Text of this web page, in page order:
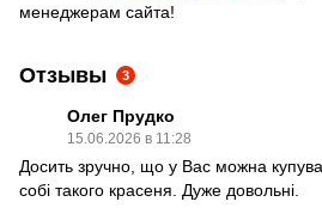
менеджерам сайта!
Отзывы 3
Олег Прудко
15.06.2026 в 11:28
Досить зручно, що у Вас можна
собі такого красеня. Дуже довольні.